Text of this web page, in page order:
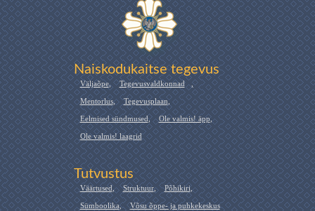
Naiskodukaitse tegevus
Väljaõpe, Tegevusvaldkonnad ,
Mentorlus, Tegevusplaan,
Eelmised sündmused, Ole valmis! äpp,
Ole valmis! laagrid
Tutvustus
Väärtused, Struktuur, Põhikiri,
Sümboolika, Võsu õppe- ja puhkekeskus